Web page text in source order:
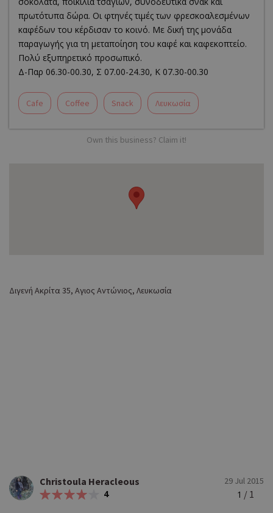
πρωτότυπα δώρα. Οι φτηνές τιμές των φρεσκοαλεσμένων
καφέδων του κέρδισαν το κοινό. Με δική της μονάδα
παραγωγής για τη μεταποίηση του καφέ και καφεκοπτείο.
Πολύ εξυπηρετικό προσωπικό.
Δ-Παρ 06.30-00.30, Σ 07.00-24.30, Κ 07.30-00.30
Cafe Coffee Snack Λευκωσία
Own this business? Claim it!
Διγενή Ακρίτα 35, Αγιος Αντώνιος, Λευκωσία
Christoula Heracleous
4
29 Jul 2015
1 / 1